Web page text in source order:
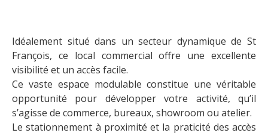
Idéalement situé dans un secteur dynamique de St
François, ce local commercial offre une excellente
visibilité et un accès facile.
Ce vaste espace modulable constitue une véritable
opportunité pour développer votre activité, qu’il
s’agisse de commerce, bureaux, showroom ou atelier.
Le stationnement à proximité et la praticité des accès